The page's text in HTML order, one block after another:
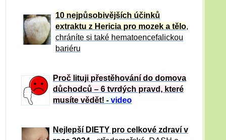
10 nejpůsobivějších účinků
extraktu z Hericia pro mozek a tělo,
chráníte si také hematoencefalickou
bariéru
Proč lituji přestěhování do domova
důchodců – 6 tvrdých pravd, které
musíte vědět! - video
Nejlepší DIETY pro celkové zdraví v